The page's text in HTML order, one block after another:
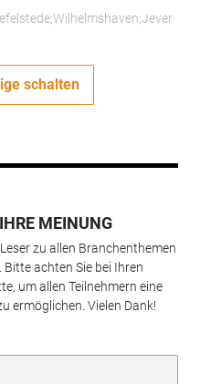
schalten
MEINUNG
zu allen Branchenthemen
achten Sie bei Ihren
um allen Teilnehmern eine
ermöglichen. Vielen Dank!